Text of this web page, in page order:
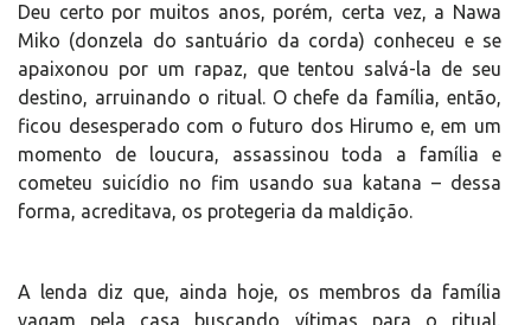
Deu certo por muitos anos, porém, certa vez, a Nawa
Miko (donzela do santuário da corda) conheceu e se
apaixonou por um rapaz, que tentou salvá-la de seu
destino, arruinando o ritual. O chefe da família, então,
ficou desesperado com o futuro dos Hirumo e, em um
momento de loucura, assassinou toda a família e
cometeu suicídio no fim usando sua katana – dessa
forma, acreditava, os protegeria da maldição.
A lenda diz que, ainda hoje, os membros da família
vagam pela casa buscando vítimas para o ritual,